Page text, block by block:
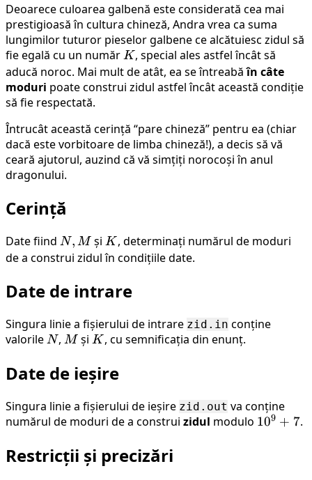
Deoarece culoarea galbenă este considerată cea mai
prestigioasă în cultura chineză, Andra vrea ca suma
lungimilor tuturor pieselor galbene ce alcătuiesc zidul să
fie egală cu un numărK
K, special ales astfel încât să
aducă noroc. Mai mult de atât, ea se întreabăîn câte
moduri poate construi zidul astfel încât această condiție
să fie respectată.
Întrucât această cerință “pare chineză” pentru ea (chiar
dacă este vorbitoare de limba chineză!), a decis să vă
ceară ajutorul, auzind că vă simțiți norocoși în anul
dragonului.
Cerință
Date fiind N,
M
N, M șiK
K , determinați numărul de moduri
de a construi zidul în condițiile date.
Date de intrare
Singura linie a fișierului de intrare zid.in conține
valorileN
N,M
M șiK
K , cu semnificația din enunț.
Date de ieșire
Singura linie a fișierului de ieșire zid.out va conține
numărul de moduri de a construi zidul modulo 10^9
109 + 7.
Restricții și precizări